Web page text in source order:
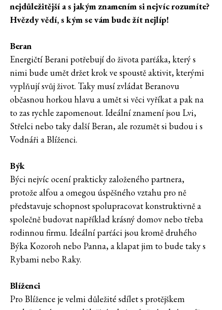
nejdůležitější a s jakým znamením si nejvíc rozumíte?
Hvězdy vědí, s kým se vám bude žít nejlíp!
Beran
Energičtí Berani potřebují do života parťáka, který s
nimi bude umět držet krok ve spoustě aktivit, kterými
vyplňují svůj život. Taky musí zvládat Beranovu
občasnou horkou hlavu a umět si věci vyříkat a pak na
to zas rychle zapomenout. Ideální znamení jsou Lvi,
Střelci nebo taky další Beran, ale rozumět si budou i s
Vodnáři a Blíženci.
Býk
Býci nejvíc ocení prakticky založeného partnera,
protože alfou a omegou úspěšného vztahu pro ně
představuje schopnost spolupracovat konstruktivně a
společně budovat například krásný domov nebo třeba
rodinnou firmu. Ideální parťáci jsou kromě druhého
Býka Kozoroh nebo Panna, a klapat jim to bude taky s
Rybami nebo Raky.
Blíženci
Pro Blížence je velmi důležité sdílet s protějškem